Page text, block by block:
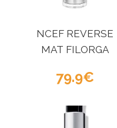
NCEF REVERSE
MAT FILORGA
79.9